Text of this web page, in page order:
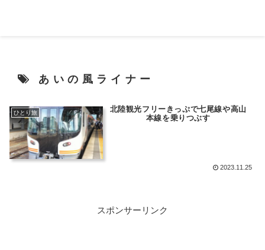
あいの風ライナー
ひとり旅
北陸観光フリーきっぷで七尾線や高山
本線を乗りつぶす
2023.11.25
スポンサーリンク